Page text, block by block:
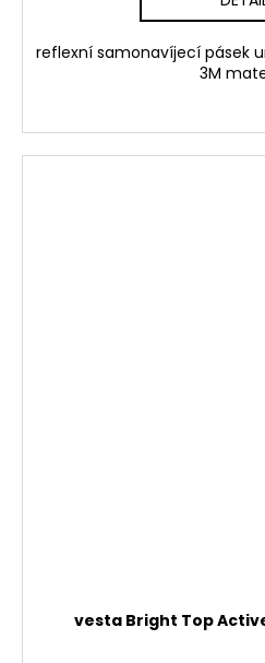
reflexní samonavíjecí pásek
3M
vesta Bright Top